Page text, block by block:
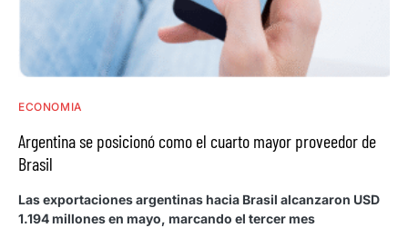
ECONOMIA
Argentina se posicionó como el cuarto mayor proveedor de
Brasil
Las exportaciones argentinas hacia Brasil alcanzaron USD
1.194 millones en mayo, marcando el tercer mes